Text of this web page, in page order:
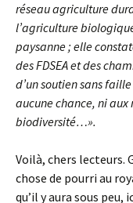
réseau agriculture
l’agriculture
paysanne ; elle
des FDSEA et des
d’un soutien sans
aucune chance, ni aux
biodiversité…».
Voilà, chers lecteurs.
chose de pourri au
qu’il y aura sous peu,